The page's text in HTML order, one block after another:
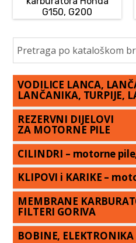
G150, G200
VODILICE LANCA,
LANČANIKA, TURPIJE,
REZERVNI DIJELOVI
ZA MOTORNE PILE
CILINDRI – motorne
KLIPOVI i KARIKE –
MEMBRANE
FILTERI GORIVA
BOBINE,